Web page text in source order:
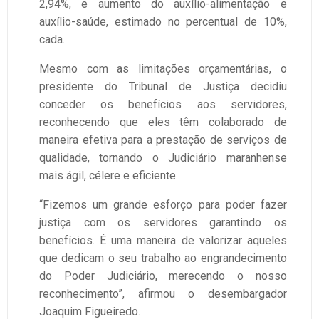
2,94%, e aumento do auxílio-alimentação e
auxílio-saúde, estimado no percentual de 10%,
cada.
Mesmo com as limitações orçamentárias, o
presidente do Tribunal de Justiça decidiu
conceder os benefícios aos servidores,
reconhecendo que eles têm colaborado de
maneira efetiva para a prestação de serviços de
qualidade, tornando o Judiciário maranhense
mais ágil, célere e eficiente.
“Fizemos um grande esforço para poder fazer
justiça com os servidores garantindo os
benefícios. É uma maneira de valorizar aqueles
que dedicam o seu trabalho ao engrandecimento
do Poder Judiciário, merecendo o nosso
reconhecimento”, afirmou o desembargador
Joaquim Figueiredo.